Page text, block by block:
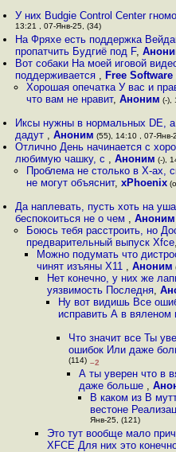
У них Budgie Control Center
13:21 , 07-Янв-25, (34)
На Фряхе есть поддержка
пропатчить Будгиё под F,
Вот собаки На моей иговой
поддерживается , Free Software
Хорошая опечатка У вас и
что вам не нравит, Аноним (-),
Иксы нужны в нормальных DE,
дадут ,Аноним (55), 14:10 , 07-Янв-
Отлично День начинается с
любимую чашку, с ,Аноним (-),
Проблема не столько в X-ах,
не могут объяснит, xPhoenix
Да наплевать, пусть хоть на
беспокоиться не о чем ,Аноним
Боюсь тебя расстроить, но
предварительный выпуск Xfce,
Можно подумать что
чинят изъяны Х11 , Аноним
Нет конечно, у них же
уязвимость Последня,
Ну вот видишь Все
исправить А в вяленом
Что значит все Ты
ошибок Или даже
(114) –2
А ты уверен что в
даже больше ,
В каком из В
вестоне
Янв-25, (121)
Это тут вообще мало
XFCE Для них это